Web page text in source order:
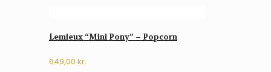
Lemieux “Mini Pony” – Popcorn
649,00 kr.